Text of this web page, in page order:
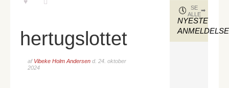
hertugslottet
af Vibeke Holm Andersen d. 24. oktober
2024
NYESTE
SE
ALLE